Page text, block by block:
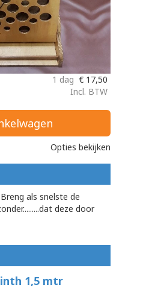
1 dag € 17,50
Incl. BTW
Opties bekijken
als snelste de
deze door
1,5 mtr